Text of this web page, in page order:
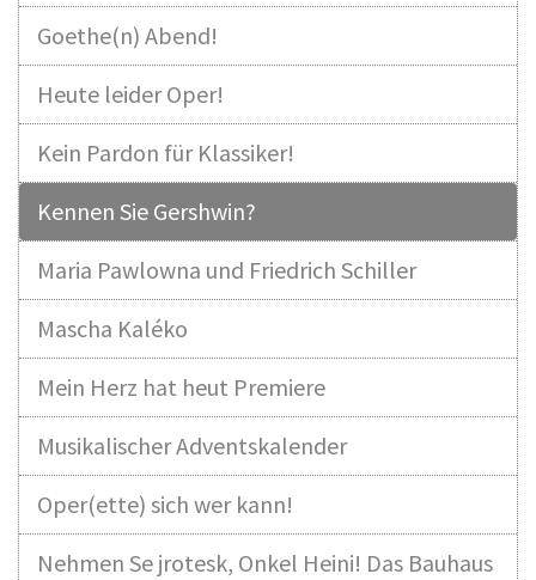
Goethe(n) Abend!
Heute leider Oper!
Kein Pardon für Klassiker!
Kennen Sie Gershwin?
Maria Pawlowna und Friedrich Schiller
Mascha Kaléko
Mein Herz hat heut Premiere
Musikalischer Adventskalender
Oper(ette) sich wer kann!
Nehmen Se jrotesk, Onkel Heini! Das Bauhaus